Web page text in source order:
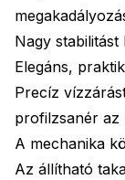
Nagy
Elegáns,
Precíz
profilzsanér az
A mechanika
Az állítható